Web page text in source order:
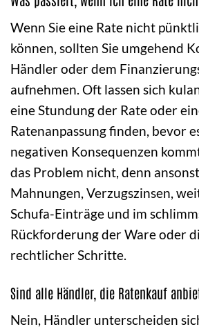
Wenn Sie eine Rate nicht
können, sollten Sie umgehend
Händler oder dem
aufnehmen. Oft lassen sich
eine Stundung der Rate oder
Ratenanpassung finden, bevor
negativen Konsequenzen
das Problem nicht, denn
Mahnungen, Verzugszinsen,
Schufa-Einträge und im
Rückforderung der Ware oder
rechtlicher Schritte.
Sind alle Händler, die Ratenkauf
Nein, Händler unterscheiden